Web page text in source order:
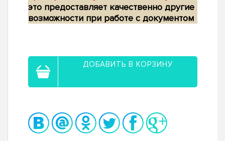
это предоставляет качественно другие
возможности при работе с документом
ДОБАВИТЬ В КОРЗИНУ